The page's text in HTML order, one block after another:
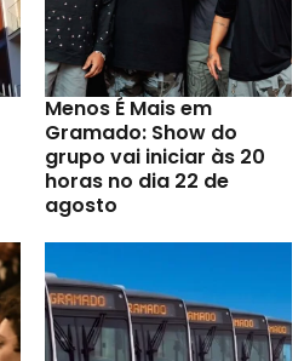
Menos É Mais em
Gramado: Show do
grupo vai iniciar às 20
horas no dia 22 de
agosto